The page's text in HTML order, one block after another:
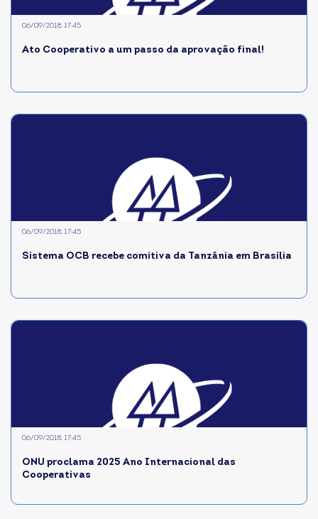
Ato Cooperativo a um passo da aprovação final!
06/09/2018 17:45
Sistema OCB recebe comitiva da Tanzânia em Brasília
06/09/2018 17:45
ONU proclama 2025 Ano Internacional das
Cooperativas
06/09/2018 17:45